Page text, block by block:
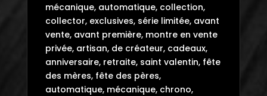
mécanique, automatique, collection,
collector, exclusives, série limitée, avant
vente, avant première, montre en vente
privée, artisan, de créateur, cadeaux,
anniversaire, retraite, saint valentin, fête
des mères, fête des pères,
automatique, mécanique, chrono,